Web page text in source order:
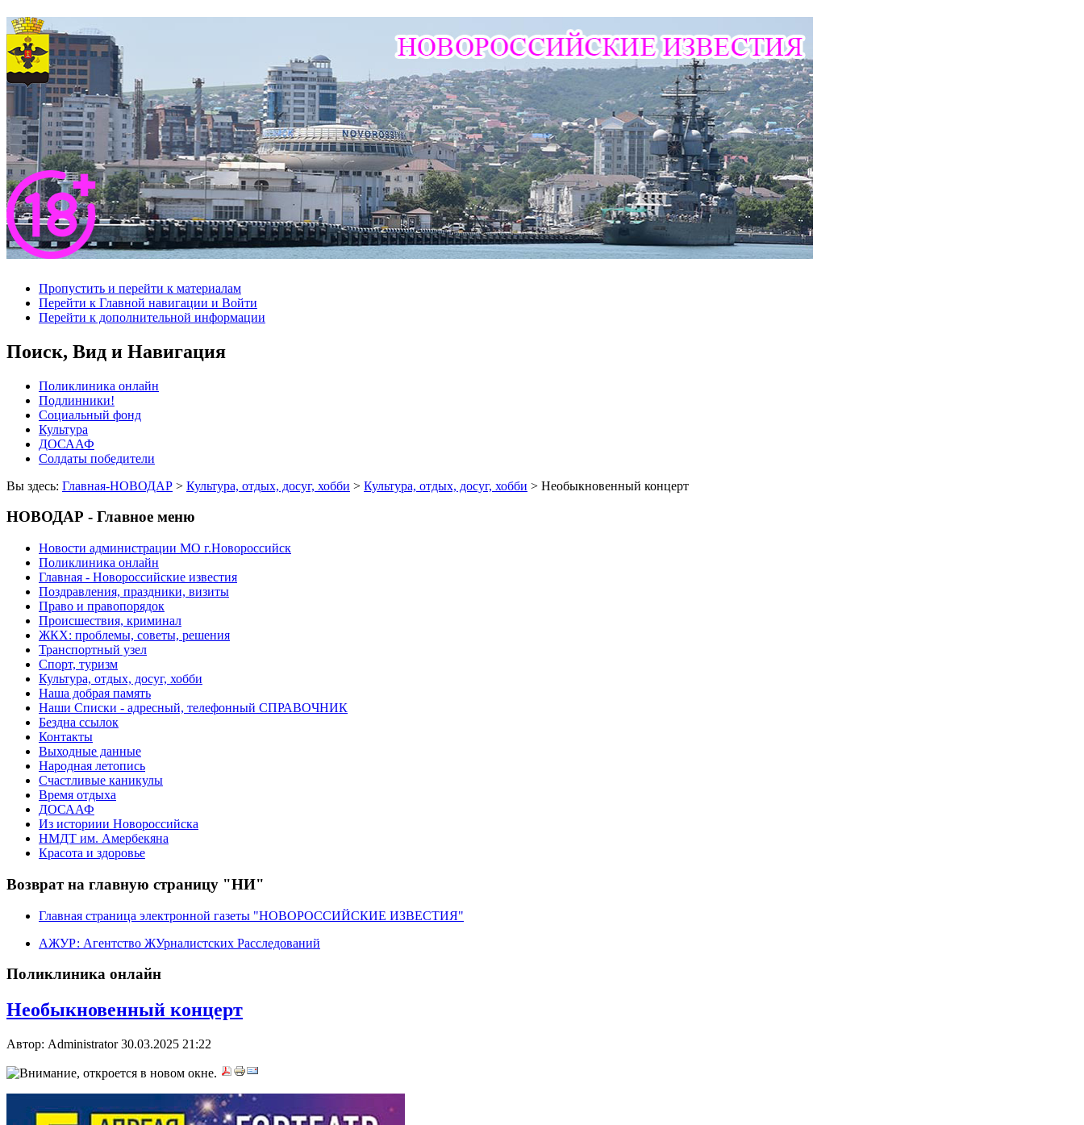
Пропустить и перейти к материалам
Перейти к Главной навигации и Войти
Перейти к дополнительной информации
Поиск, Вид и Навигация
Поликлиника онлайн
Подлинники!
Социальный фонд
Культура
ДОСААФ
Солдаты победители
Вы здесь: Главная-НОВОДАР > Культура, отдых, досуг, хобби > Культура, отдых, досуг, хобби > Необыкновенный концерт
НОВОДАР - Главное меню
Новости администрации МО г.Новороссийск
Поликлиника онлайн
Главная - Новороссийские известия
Поздравления, праздники, визиты
Право и правопорядок
Происшествия, криминал
ЖКХ: проблемы, советы, решения
Транспортный узел
Спорт, туризм
Культура, отдых, досуг, хобби
Наша добрая память
Наши Списки - адресный, телефонный СПРАВОЧНИК
Бездна ссылок
Контакты
Выходные данные
Народная летопись
Счастливые каникулы
Время отдыха
ДОСААФ
Из историии Новороссийска
НМДТ им. Амербекяна
Красота и здоровье
Возврат на главную страницу "НИ"
Главная страница электронной газеты "НОВОРОССИЙСКИЕ ИЗВЕСТИЯ"
АЖУР: Агентство ЖУрналистских Расследований
Поликлиника онлайн
Необыкновенный концерт
Автор: Administrator30.03.2025 21:22